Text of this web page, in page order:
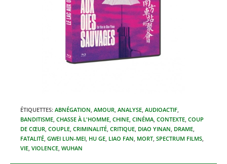
ÉTIQUETTES: ABNÉGATION, AMOUR, ANALYSE, AUDIOACTIF,
BANDITISME, CHASSE À L'HOMME, CHINE, CINÉMA, CONTEXTE, COUP
DE CŒUR, COUPLE, CRIMINALITÉ, CRITIQUE, DIAO YINAN, DRAME,
FATALITÉ, GWEI LUN-MEI, HU GE, LIAO FAN, MORT, SPECTRUM FILMS,
VIE, VIOLENCE, WUHAN